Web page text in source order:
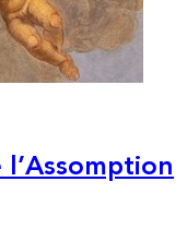
l’Assomption